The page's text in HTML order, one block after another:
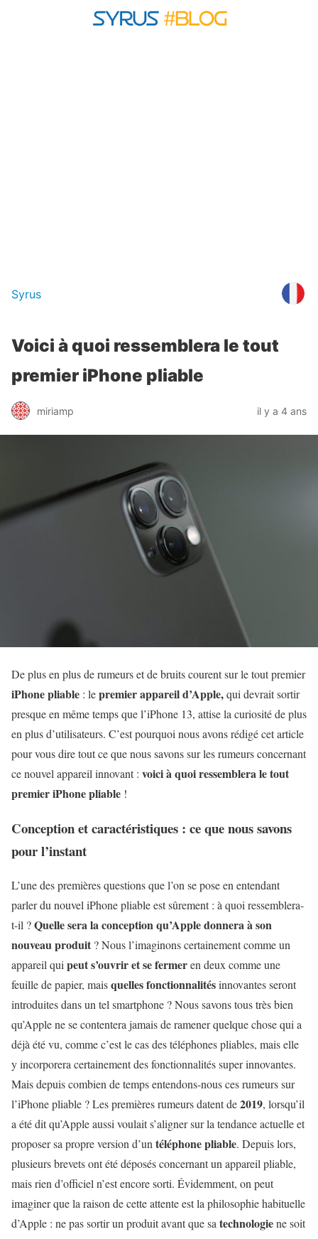
Syrus
Voici à quoi ressemblera le tout
premier iPhone pliable
miriamp il y a 4 ans
De plus en plus de rumeurs et de bruits courent sur le tout premier
iPhone pliable : lepremier appareil d’Apple,qui devrait sortir
presque en même temps que l’iPhone 13, attise la curiosité de plus
en plus d’utilisateurs. C’est pourquoi nous avons rédigé cet article
pour vous dire tout ce que nous savons sur les rumeurs concernant
ce nouvel appareil innovant : voici à quoi ressemblera le tout
premier iPhone pliable !
Conception et caractéristiques : ce que nous savons
pour l’instant
L’une des premières questions que l’on se pose en entendant
parler du nouvel iPhone pliable est sûrement : à quoi ressemblera-
t-il ?Quelle sera la conception qu’Apple donnera à son
nouveau produit ? Nous l’imaginons certainement comme un
appareil quipeut s’ouvrir et se fermeren deux comme une
feuille de papier, maisquelles fonctionnalitésinnovantes seront
introduites dans un tel smartphone ? Nous savons tous très bien
qu’Apple ne se contentera jamais de ramener quelque chose qui a
déjà été vu, comme c’est le cas des téléphones pliables, mais elle
y incorporera certainement des fonctionnalités super innovantes.
Mais depuis combien de temps entendons-nous ces rumeurs sur
l’iPhone pliable ? Les premières rumeurs datent de2019, lorsqu’il
a été dit qu’Apple aussi voulait s’aligner sur la tendance actuelle et
proposer sa propre version d’untéléphone pliable. Depuis lors,
plusieurs brevets ont été déposés concernant un appareil pliable,
mais rien d’officiel n’est encore sorti. Évidemment, on peut
imaginer que la raison de cette attente est la philosophie habituelle
d’Apple : ne pas sortir un produit avant que satechnologiene soit